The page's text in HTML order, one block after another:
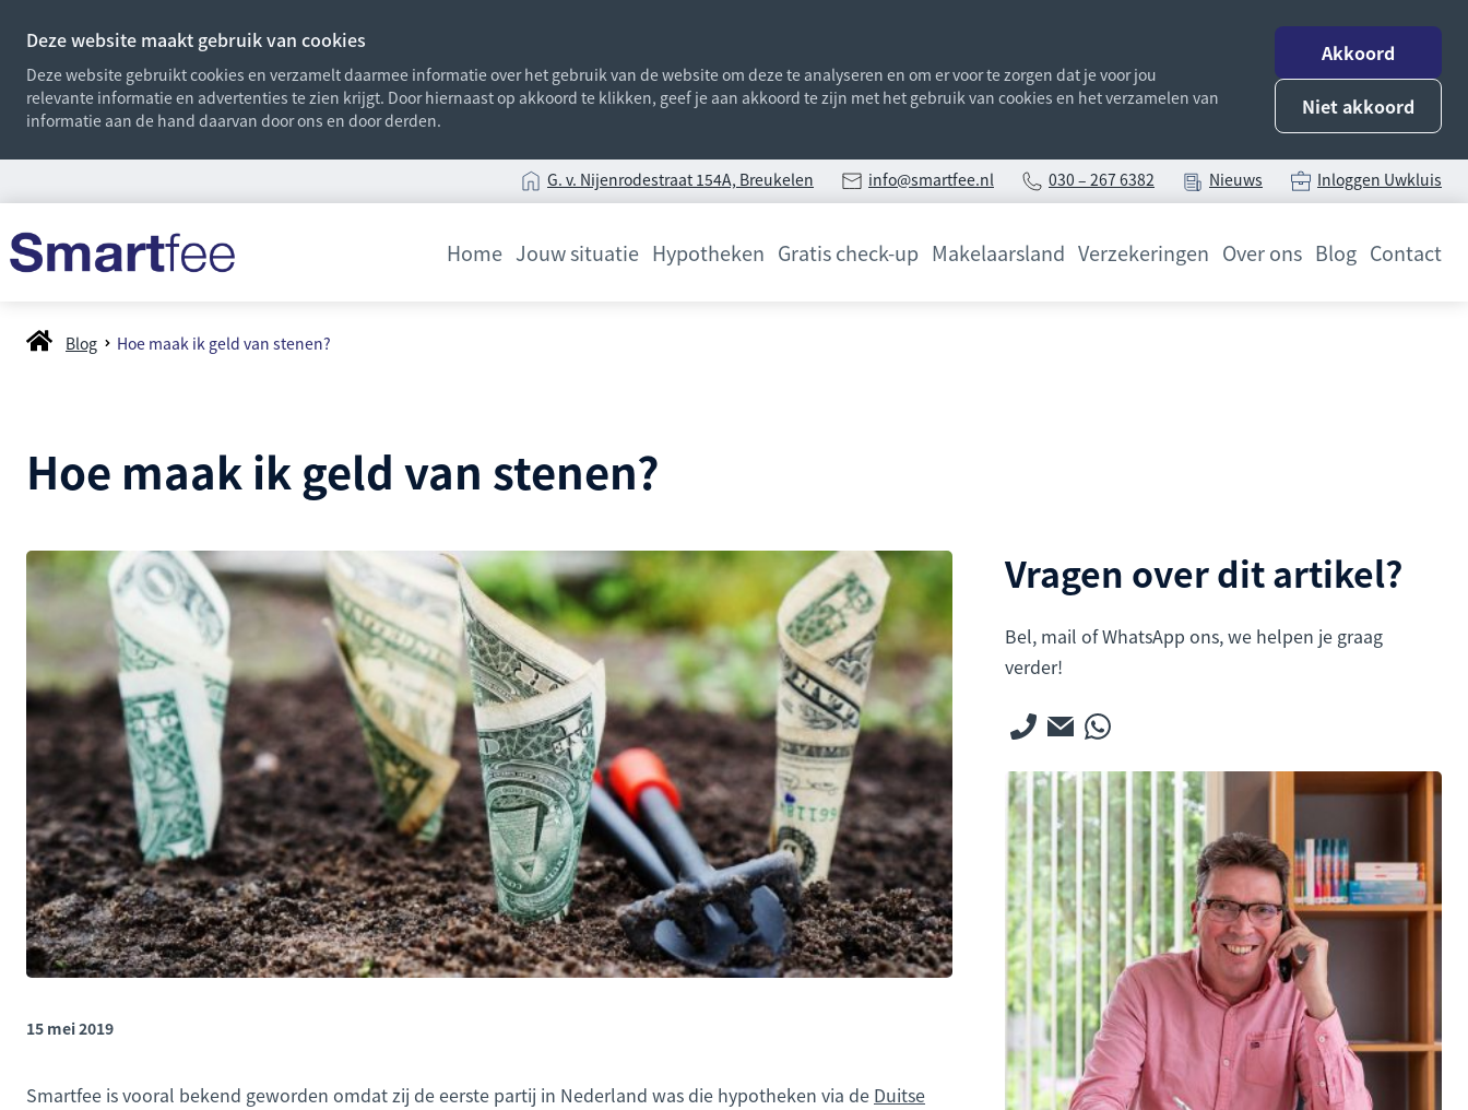
Deze website maakt gebruik van cookies
Deze website gebruikt cookies en verzamelt daarmee informatie over het gebruik van de website om deze te analyseren en om er voor te zorgen dat je voor jou
relevante informatie en advertenties te zien krijgt. Door hiernaast op akkoord te klikken, geef je aan akkoord te zijn met het gebruik van cookies en het verzamelen van
informatie aan de hand daarvan door ons en door derden.
Akkoord
Niet akkoord
G. v. Nijenrodestraat 154A, Breukelen info@smartfee.nl 030 – 267 6382 Nieuws Inloggen Uwkluis
Home Jouw situatie Hypotheken Gratis check-up Makelaarsland Verzekeringen Over ons Blog Contact
Blog Hoe maak ik geld van stenen?
Hoe maak ik geld van stenen?
15 mei 2019
Smartfee is vooral bekend geworden omdat zij de eerste partij in Nederland was die hypotheken via de Duitse
Vragen over dit artikel?
Bel, mail of WhatsApp ons, we helpen je graag
verder!